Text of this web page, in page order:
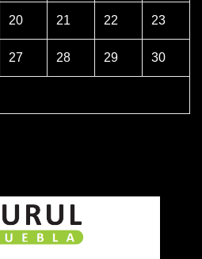
20 21 22 23
27 28 29 30